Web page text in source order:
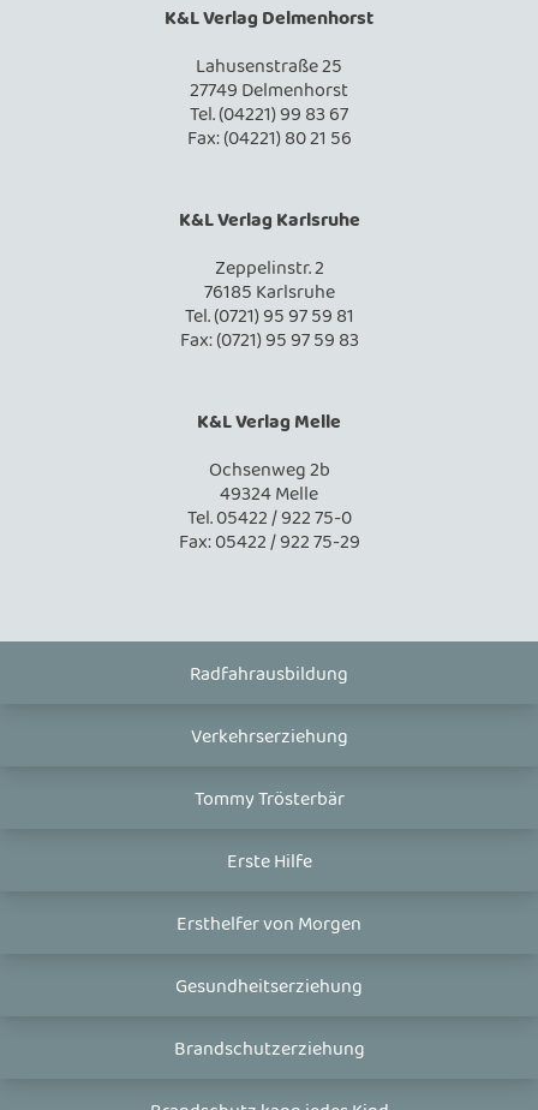
K&L Verlag Delmenhorst
Lahusenstraße 25
27749 Delmenhorst
Tel. (04221) 99 83 67
Fax: (04221) 80 21 56
K&L Verlag Karlsruhe
Zeppelinstr. 2
76185 Karlsruhe
Tel. (0721) 95 97 59 81
Fax: (0721) 95 97 59 83
K&L Verlag Melle
Ochsenweg 2b
49324 Melle
Tel. 05422 / 922 75-0
Fax: 05422 / 922 75-29
Radfahrausbildung
Verkehrserziehung
Tommy Trösterbär
Erste Hilfe
Ersthelfer von Morgen
Gesundheitserziehung
Brandschutzerziehung